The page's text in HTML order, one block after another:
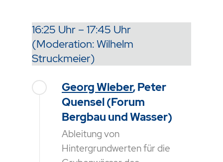
16:25 Uhr – 17:45 Uhr
(Moderation: Wilhelm
Struckmeier)
Georg Wieber, Peter
Quensel (Forum
Bergbau und Wasser)
Ableitung von
Hintergrundwerten für die